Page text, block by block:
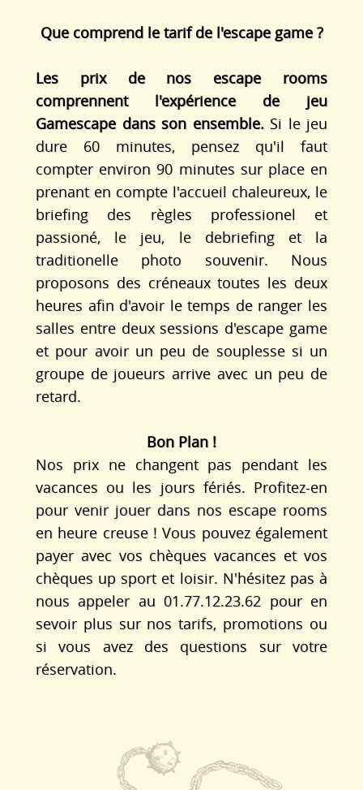
Que comprend le tarif de l'escape game ?
Les prix de nos escape rooms
comprennent l'expérience de jeu
Gamescape dans son ensemble.Si le jeu
dure 60 minutes, pensez qu'il faut
compter environ 90 minutes sur place en
prenant en compte l'accueil chaleureux, le
briefing des règles professionel et
passioné, le jeu, le debriefing et la
traditionelle photo souvenir. Nous
proposons des créneaux toutes les deux
heures afin d'avoir le temps de ranger les
salles entre deux sessions d'escape game
et pour avoir un peu de souplesse si un
groupe de joueurs arrive avec un peu de
retard.
Bon Plan !
Nos prix ne changent pas pendant les
vacances ou les jours fériés. Profitez-en
pour venir jouer dans nos escape rooms
en heure creuse ! Vous pouvez également
payer avec vos chèques vacances et vos
chèques up sport et loisir. N'hésitez pas à
nous appeler au 01.77.12.23.62 pour en
sevoir plus sur nos tarifs, promotions ou
si vous avez des questions sur votre
réservation.